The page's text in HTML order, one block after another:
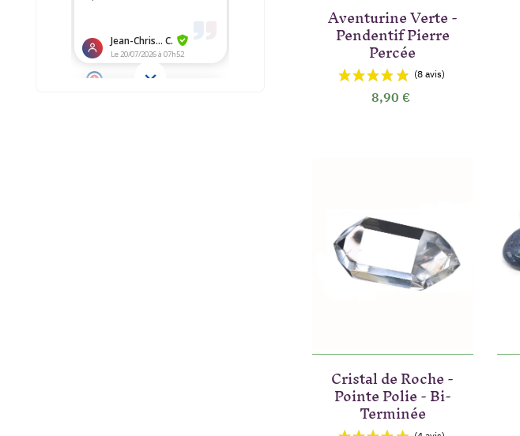
Aventurine Verte -
Pendentif Pierre
Percée
8,90 €
Cristal de Roche -
Pointe Polie - Bi-
Terminée